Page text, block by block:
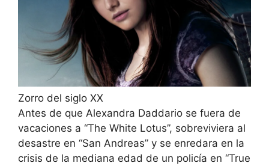
Zorro del siglo XX
Antes de que Alexandra Daddario se fuera de
vacaciones a “The White Lotus”, sobreviviera al
desastre en “San Andreas” y se enredara en la
crisis de la mediana edad de un policía en “True